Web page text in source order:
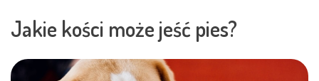
Jakie kości może jeść pies?